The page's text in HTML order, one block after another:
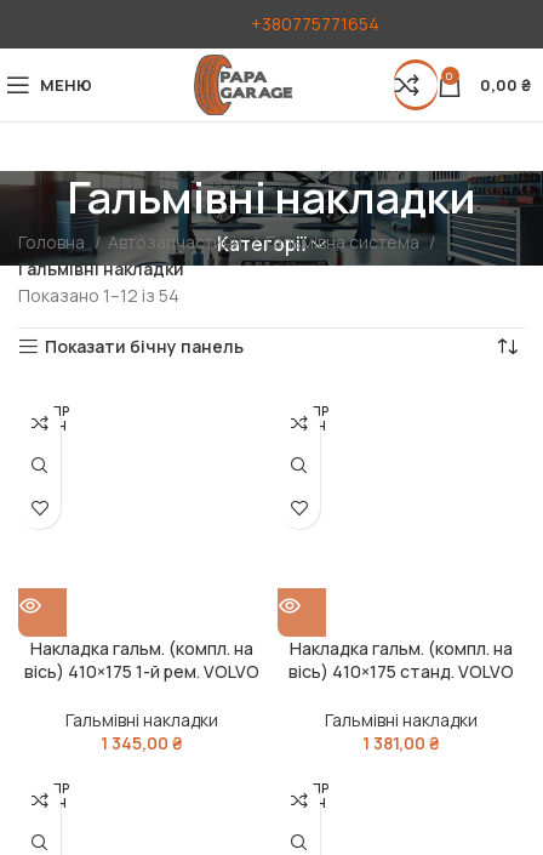
+380775771654
МЕНЮ 0 0,00 ₴
Гальмівні накладки
Категорії
Головна Автозапчастини
Гальмівна система
Гальмівні накладки
Показано 1–12 із 54
Показати бічну панель
РОЗПР
ОДАН
Накладка гальм. (компл. на
вісь) 410×175 1-й рем. VOLVO
Гальмівні накладки
1 345,00 ₴
РОЗПР
ОДАН
Накладка гальм. (компл. на
вісь) 410×175 станд. VOLVO
Гальмівні накладки
1 381,00 ₴
РОЗПР
ОДАН
РОЗПР
ОДАН